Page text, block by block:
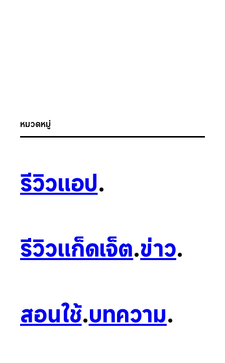
หมวดหมู่
รีวิวแอป.
รีวิวแก็ดเจ็ต.ข่าว.
สอนใช้.บทความ.